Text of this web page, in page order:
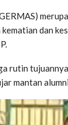
dan
rutin
mantan